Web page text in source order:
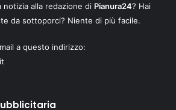
notizia alla redazione di Pianura24? Hai
da sottoporci? Niente di più facile.
a questo indirizzo: